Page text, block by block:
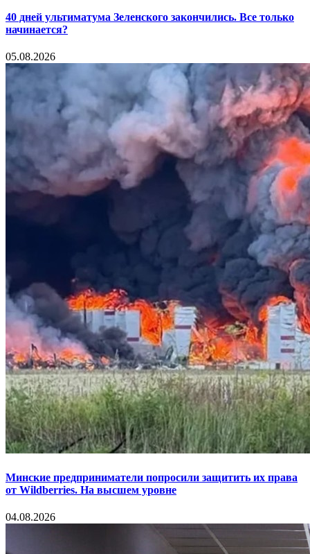
40 дней ультиматума Зеленского закончились. Все только
начинается?
05.08.2026
Минские предприниматели попросили защитить их права
от Wildberries. На высшем уровне
04.08.2026